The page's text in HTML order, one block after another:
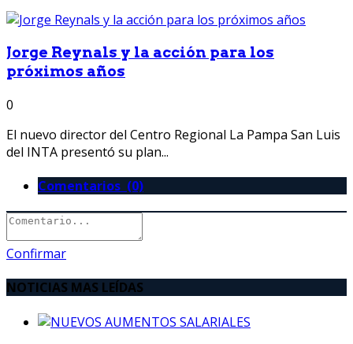
Jorge Reynals y la acción para los
próximos años
0
El nuevo director del Centro Regional La Pampa San Luis
del INTA presentó su plan...
Comentarios (0)
Confirmar
NOTICIAS MAS LEÍDAS